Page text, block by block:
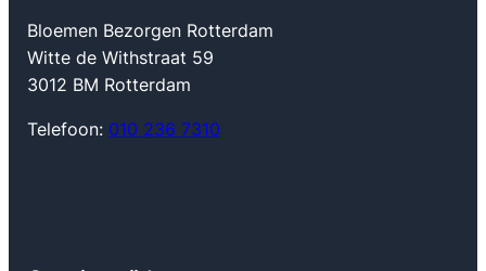
Bloemen Bezorgen Rotterdam
Witte de Withstraat 59
3012 BM Rotterdam
Telefoon: 010 236 7310